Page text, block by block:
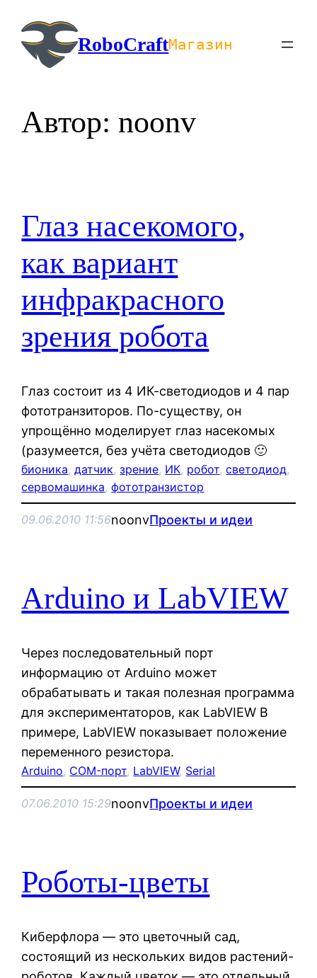
содержимомуRoboCraftМагазин
Автор: noonv
Глаз насекомого,
как вариант
инфракрасного
зрения робота
Глаз состоит из 4 ИК-светодиодов и 4 пар
фототранзиторов. По-существу, он
упрощённо моделирует глаз насекомых
(разумеется, без учёта светодиодов 🙂
бионика, датчик, зрение, ИК, робот, светодиод
сервомашинка, фототранзистор
09.06.2010 11:56noonvПроекты и идеи
Arduino и LabVIEW
Через последовательный порт
информацию от Arduino может
обрабатывать и такая полезная программа
для экспериментаторов, как LabVIEW В
примере, LabVIEW показывает положение
переменного резистора.
Arduino, COM-порт, LabVIEW, Serial
07.06.2010 15:29noonvПроекты и идеи
Роботы-цветы
Киберфлора — это цветочный сад,
состоящий из нескольких видов растений-